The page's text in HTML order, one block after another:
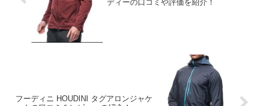
ディーの口コミや評価を紹介！
フーディニ HOUDINI タグアロンジャケ